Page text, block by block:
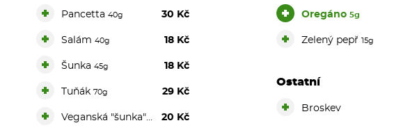
Pancetta 40g 30 Kč
Salám 40g 18 Kč
Šunka 45g 18 Kč
Tuňák 70g 29 Kč
Veganská "šunka" DOPLATEK 20 Kč
+ Oregáno5g
+ Zelený pepř15g
Ostatní
+ Broskev